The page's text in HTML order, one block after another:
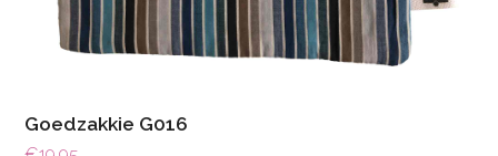
Goedzakkie G016